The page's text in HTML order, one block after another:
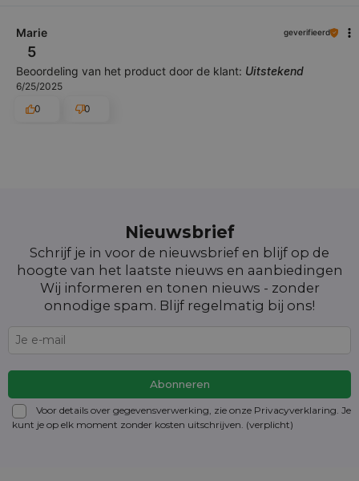
Marie geverifieerd
5
Beoordeling van het product door de klant: Uitstekend
6/25/2025
0
0
Nieuwsbrief
Schrijf je in voor de nieuwsbrief en blijf op de
hoogte van het laatste nieuws en aanbiedingen
Wij informeren en tonen nieuws - zonder
onnodige spam. Blijf regelmatig bij ons!
Voor details over gegevensverwerking, zie onze Privacyverklaring. Je
kunt je op elk moment zonder kosten uitschrijven. (verplicht)